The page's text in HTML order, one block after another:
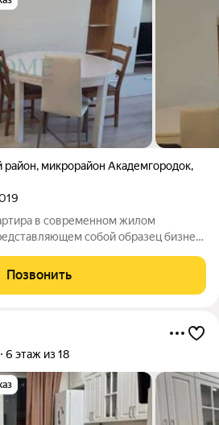
район, микрорайон Академгородок,
в современном жилом
собой образец бизнес-
14-м этаже, что обеспечивает
Позвонить
6 этаж из 18